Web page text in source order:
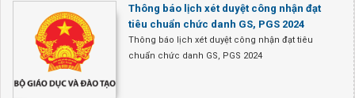
Thông báo lịch xét duyệt công nhận đạt
tiêu chuẩn chức danh GS, PGS 2024
Thông báo lịch xét duyệt công nhận đạt tiêu
chuẩn chức danh GS, PGS 2024